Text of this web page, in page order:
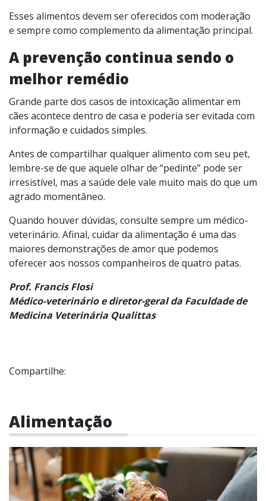
Esses alimentos devem ser oferecidos com moderação
e sempre como complemento da alimentação principal.
A prevenção continua sendo o
melhor remédio
Grande parte dos casos de intoxicação alimentar em
cães acontece dentro de casa e poderia ser evitada com
informação e cuidados simples.
Antes de compartilhar qualquer alimento com seu pet,
lembre-se de que aquele olhar de “pedinte” pode ser
irresistível, mas a saúde dele vale muito mais do que um
agrado momentâneo.
Quando houver dúvidas, consulte sempre um médico-
veterinário. Afinal, cuidar da alimentação é uma das
maiores demonstrações de amor que podemos
oferecer aos nossos companheiros de quatro patas.
Prof. Francis Flosi
Médico-veterinário e diretor-geral da Faculdade de
Medicina Veterinária Qualittas
Compartilhe:
Alimentação